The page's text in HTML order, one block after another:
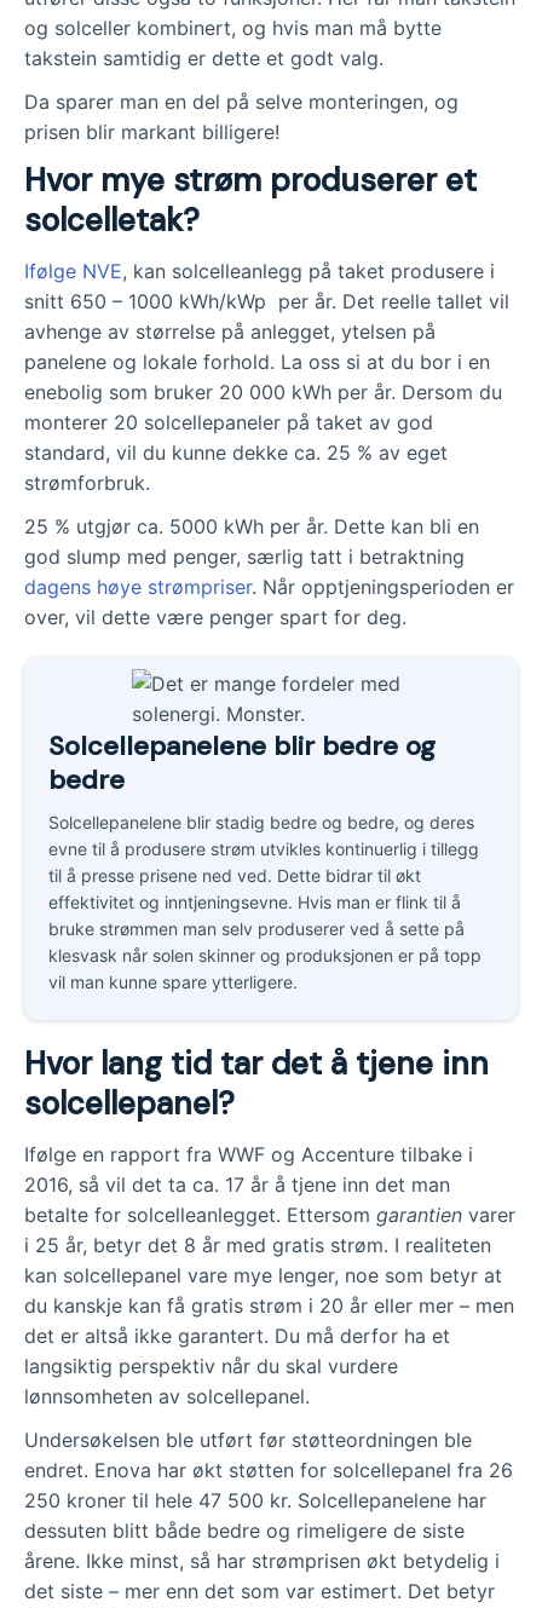
og solceller kombinert, og hvis man må bytte
takstein samtidig er dette et godt valg.
Da sparer man en del på selve monteringen, og
prisen blir markant billigere!
Hvor mye strøm produserer et
solcelletak?
Ifølge NVE, kan solcelleanlegg på taket produsere i
snitt 650 – 1000 kWh/kWp per år. Det reelle tallet vil
avhenge av størrelse på anlegget, ytelsen på
panelene og lokale forhold. La oss si at du bor i en
enebolig som bruker 20 000 kWh per år. Dersom du
monterer 20 solcellepaneler på taket av god
standard, vil du kunne dekke ca. 25 % av eget
strømforbruk.
25 % utgjør ca. 5000 kWh per år. Dette kan bli en
god slump med penger, særlig tatt i betraktning
dagens høye strømpriser. Når opptjeningsperioden er
over, vil dette være penger spart for deg.
Solcellepanelene blir bedre og
bedre
Solcellepanelene blir stadig bedre og bedre, og deres
evne til å produsere strøm utvikles kontinuerlig i tillegg
til å presse prisene ned ved. Dette bidrar til økt
effektivitet og inntjeningsevne. Hvis man er flink til å
bruke strømmen man selv produserer ved å sette på
klesvask når solen skinner og produksjonen er på topp
vil man kunne spare ytterligere.
Hvor lang tid tar det å tjene inn
solcellepanel?
Ifølge en rapport fra WWF og Accenture tilbake i
2016, så vil det ta ca. 17 år å tjene inn det man
betalte for solcelleanlegget. Ettersom garantien varer
i 25 år, betyr det 8 år med gratis strøm. I realiteten
kan solcellepanel vare mye lenger, noe som betyr at
du kanskje kan få gratis strøm i 20 år eller mer – men
det er altså ikke garantert. Du må derfor ha et
langsiktig perspektiv når du skal vurdere
lønnsomheten av solcellepanel.
Undersøkelsen ble utført før støtteordningen ble
endret. Enova har økt støtten for solcellepanel fra 26
250 kroner til hele 47 500 kr. Solcellepanelene har
dessuten blitt både bedre og rimeligere de siste
årene. Ikke minst, så har strømprisen økt betydelig i
det siste – mer enn det som var estimert. Det betyr